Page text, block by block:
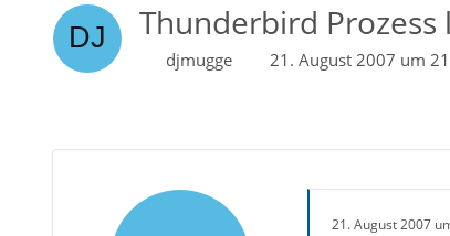
Thunderbird
djmugge 21. August 2007 um
21. August 2007